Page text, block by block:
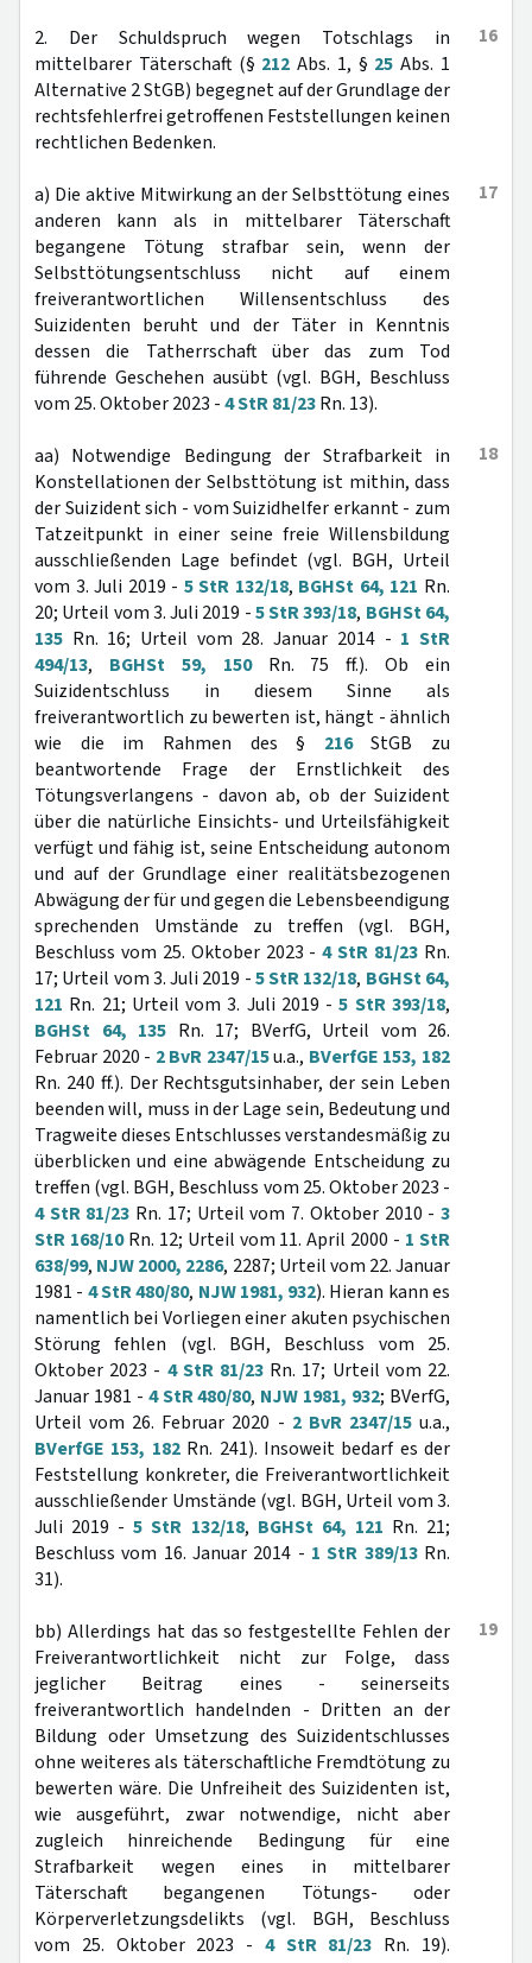
16
2. Der Schuldspruch wegen Totschlags in
mittelbarer Täterschaft (§ 212 Abs. 1, § 25 Abs. 1
Alternative 2 StGB) begegnet auf der Grundlage der
rechtsfehlerfrei getroffenen Feststellungen keinen
rechtlichen Bedenken.
17
a) Die aktive Mitwirkung an der Selbsttötung eines
anderen kann als in mittelbarer Täterschaft
begangene Tötung strafbar sein, wenn der
Selbsttötungsentschluss nicht auf einem
freiverantwortlichen Willensentschluss des
Suizidenten beruht und der Täter in Kenntnis
dessen die Tatherrschaft über das zum Tod
führende Geschehen ausübt (vgl. BGH, Beschluss
vom 25. Oktober 2023 -4 StR 81/23Rn. 13).
18
aa) Notwendige Bedingung der Strafbarkeit in
Konstellationen der Selbsttötung ist mithin, dass
der Suizident sich - vom Suizidhelfer erkannt - zum
Tatzeitpunkt in einer seine freie Willensbildung
ausschließenden Lage befindet (vgl. BGH, Urteil
vom 3. Juli 2019 - 5 StR 132/18, BGHSt 64, 121 Rn.
20; Urteil vom 3. Juli 2019 -5 StR 393/18, BGHSt 64,
135 Rn. 16; Urteil vom 28. Januar 2014 - 1 StR
494/13, BGHSt 59, 150Rn. 75 ff.). Ob ein
Suizidentschluss in diesem Sinne als
freiverantwortlich zu bewerten ist, hängt - ähnlich
wie die im Rahmen des § 216StGB zu
beantwortende Frage der Ernstlichkeit des
Tötungsverlangens - davon ab, ob der Suizident
über die natürliche Einsichts- und Urteilsfähigkeit
verfügt und fähig ist, seine Entscheidung autonom
und auf der Grundlage einer realitätsbezogenen
Abwägung der für und gegen die Lebensbeendigung
sprechenden Umstände zu treffen (vgl. BGH,
Beschluss vom 25. Oktober 2023 -4 StR 81/23 Rn.
17; Urteil vom 3. Juli 2019 -5 StR 132/18, BGHSt 64,
121 Rn. 21; Urteil vom 3. Juli 2019 -5 StR 393/18,
BGHSt 64, 135 Rn. 17; BVerfG, Urteil vom 26.
Februar 2020 - 2 BvR 2347/15u.a., BVerfGE 153, 182
Rn. 240 ff.). Der Rechtsgutsinhaber, der sein Leben
beenden will, muss in der Lage sein, Bedeutung und
Tragweite dieses Entschlusses verstandesmäßig zu
überblicken und eine abwägende Entscheidung zu
treffen (vgl. BGH, Beschluss vom 25. Oktober 2023 -
4 StR 81/23 Rn. 17; Urteil vom 7. Oktober 2010 -3
StR 168/10Rn. 12; Urteil vom 11. April 2000 - 1 StR
638/99, NJW 2000, 2286, 2287; Urteil vom 22. Januar
1981 - 4 StR 480/80, NJW 1981, 932). Hieran kann es
namentlich bei Vorliegen einer akuten psychischen
Störung fehlen (vgl. BGH, Beschluss vom 25.
Oktober 2023 - 4 StR 81/23 Rn. 17; Urteil vom 22.
Januar 1981 - 4 StR 480/80, NJW 1981, 932; BVerfG,
Urteil vom 26. Februar 2020 - 2 BvR 2347/15u.a.,
BVerfGE 153, 182Rn. 241). Insoweit bedarf es der
Feststellung konkreter, die Freiverantwortlichkeit
ausschließender Umstände (vgl. BGH, Urteil vom 3.
Juli 2019 -5 StR 132/18, BGHSt 64, 121 Rn. 21;
Beschluss vom 16. Januar 2014 - 1 StR 389/13Rn.
31).
19
bb) Allerdings hat das so festgestellte Fehlen der
Freiverantwortlichkeit nicht zur Folge, dass
jeglicher Beitrag eines - seinerseits
freiverantwortlich handelnden - Dritten an der
Bildung oder Umsetzung des Suizidentschlusses
ohne weiteres als täterschaftliche Fremdtötung zu
bewerten wäre. Die Unfreiheit des Suizidenten ist,
wie ausgeführt, zwar notwendige, nicht aber
zugleich hinreichende Bedingung für eine
Strafbarkeit wegen eines in mittelbarer
Täterschaft begangenen Tötungs- oder
Körperverletzungsdelikts (vgl. BGH, Beschluss
vom 25. Oktober 2023 - 4 StR 81/23 Rn. 19).